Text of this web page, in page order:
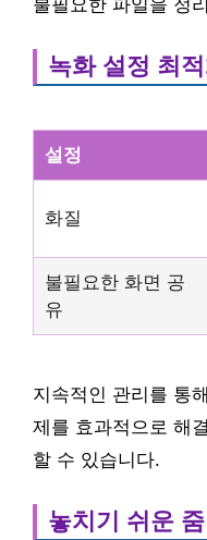
불필요한 파일을 정
녹화 설정 최
설정
화질
불필요한 화면 공
유
지속적인 관리를 통
제를 효과적으로 해
할 수 있습니다.
놓치기 쉬운